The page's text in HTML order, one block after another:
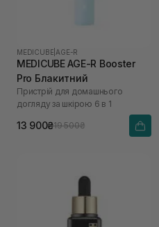
MEDICUBE AGE-R
MEDICUBE AGE-R Booster
Pro Блакитний
Пристрій для домашнього
догляду за шкірою 6 в 1
13 900₴19 500₴